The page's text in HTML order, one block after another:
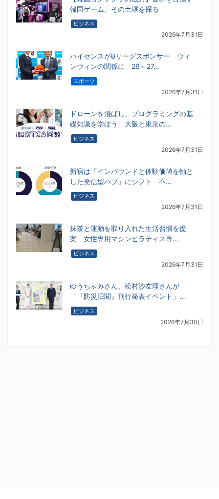
韓国ゲーム、その土壌を探る
ビジネス
2026年7月31日
ハイセンスがBリーグスポンサー ウィ
ンウィンの関係に 26～27…
スポーツ
2026年7月31日
ドローンを飛ばし、プログラミングの基
礎知識を学ぼう 大阪と東京の…
ビジネス
2026年7月31日
新宿は「インバウンドと体験価値を軸と
した発信型ハブ」にシフト 不…
ビジネス
2026年7月31日
抹茶と運動を取り入れた生活習慣を提
案 女性専用マシンピラティス専…
ビジネス
2026年7月31日
ゆうちゃみさん、松村沙友理さんが
「『防災旧聞』刊行発表イベント」…
ビジネス
2026年7月30日